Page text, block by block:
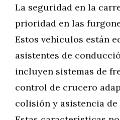
La seguridad en la
prioridad en las
Estos vehículos están
asistentes de
incluyen sistemas de
control de crucero
colisión y asistencia